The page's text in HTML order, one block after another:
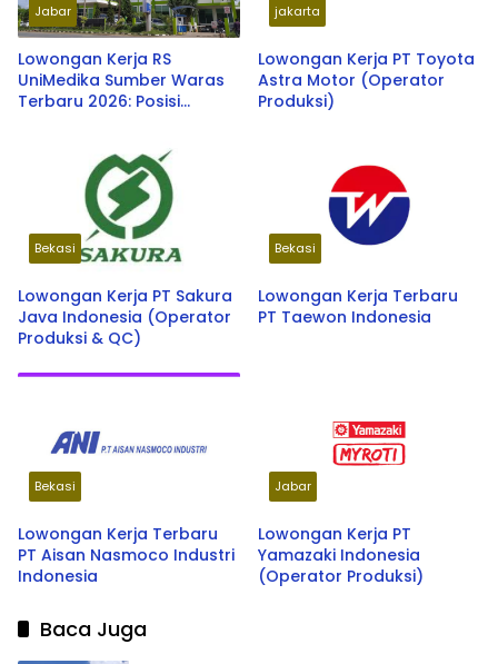
Jabar
Lowongan Kerja RS
UniMedika Sumber Waras
Terbaru 2026: Posisi
jakarta
Lowongan Kerja PT Toyota
Astra Motor (Operator
Produksi)
Bekasi
Lowongan Kerja PT Sakura
Java Indonesia (Operator
Produksi & QC)
Bekasi
Lowongan Kerja Terbaru
PT Taewon Indonesia
Bekasi
Lowongan Kerja Terbaru
PT Aisan Nasmoco Industri
Indonesia
Jabar
Lowongan Kerja PT
Yamazaki Indonesia
(Operator Produksi)
Baca Juga